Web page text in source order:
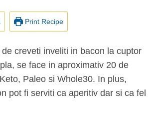
Print Recipe
de creveti inveliti in bacon la cuptor
se face in aproximativ 20 de
Paleo si Whole30. In plus,
pot fi serviti ca aperitiv dar si ca fel